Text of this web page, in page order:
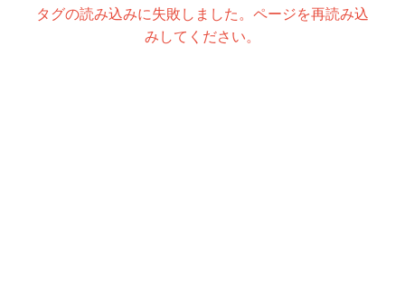
タグの読み込みに失敗しました。ページを再読み込
みしてください。